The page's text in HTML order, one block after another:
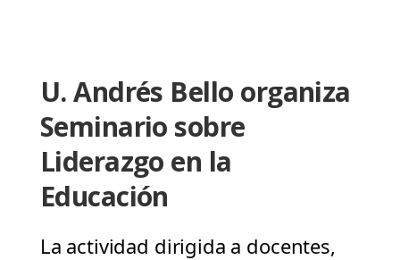
U. Andrés Bello organiza
Seminario sobre
Liderazgo en la
Educación
La actividad dirigida a docentes,